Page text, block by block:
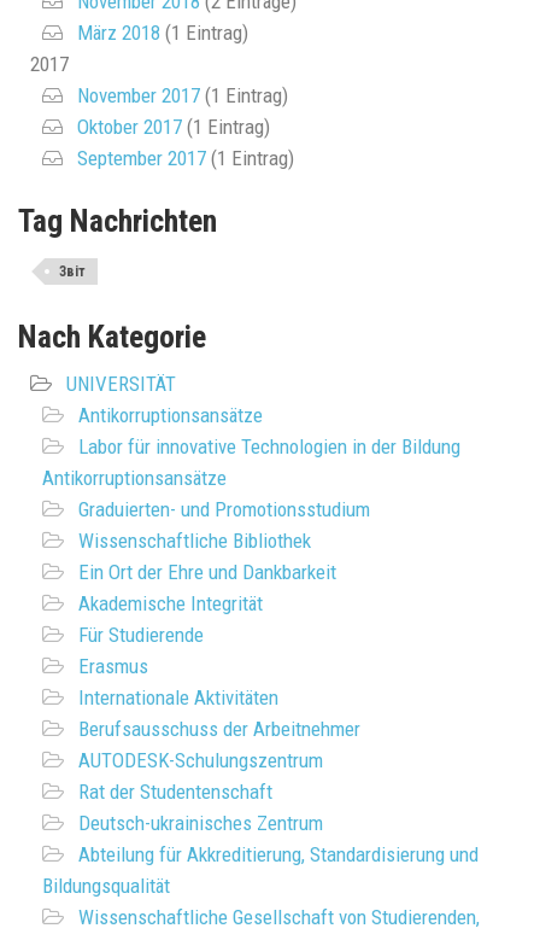
März 2018 (1 Eintrag)
2017
November 2017 (1 Eintrag)
Oktober 2017 (1 Eintrag)
September 2017 (1 Eintrag)
Tag Nachrichten
Звіт
Nach Kategorie
UNIVERSITÄT
Antikorruptionsansätze
Labor für innovative Technologien in der Bildung
Antikorruptionsansätze
Graduierten- und Promotionsstudium
Wissenschaftliche Bibliothek
Ein Ort der Ehre und Dankbarkeit
Akademische Integrität
Für Studierende
Erasmus
Internationale Aktivitäten
Berufsausschuss der Arbeitnehmer
AUTODESK-Schulungszentrum
Rat der Studentenschaft
Deutsch-ukrainisches Zentrum
Abteilung für Akkreditierung, Standardisierung und
Bildungsqualität
Wissenschaftliche Gesellschaft von Studierenden,